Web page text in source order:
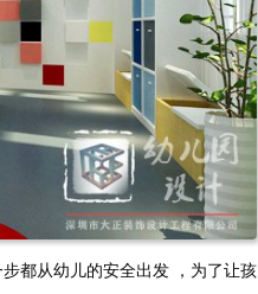
都从幼儿的安全出发 ，为了让孩